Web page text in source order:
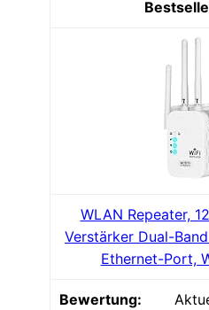
WLAN Repeater,
Verstärker Dual-
Ethernet-Port,